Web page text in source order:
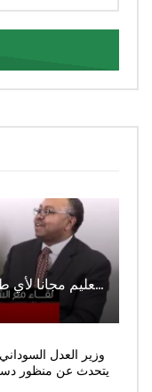
BEST OF SUDAN اسراء أمير أشهر شابة سودانية ببريطانيا تحلم بان يكون التعليم مجانا لأي طفل سوداني
وزير العدل
يتحدث عن منظور